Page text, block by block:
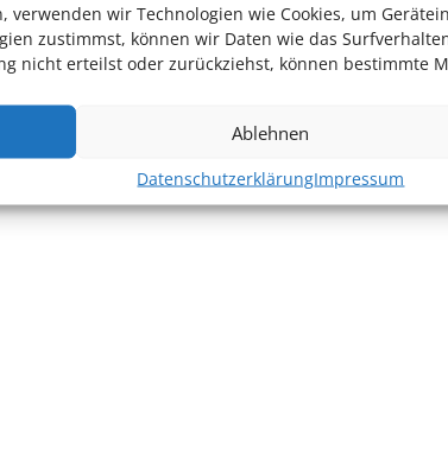
verwenden wir Technologien wie Cookies, um
zustimmst, können wir Daten wie das
nicht erteilst oder zurückziehst, können bestimmte
Ablehnen
DatenschutzerklärungImpressum